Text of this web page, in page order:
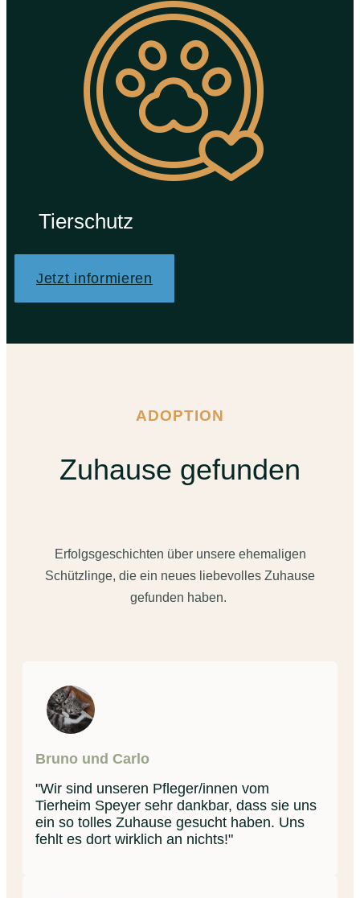
Tierschutz
Jetzt informieren
ADOPTION
Zuhause gefunden
Erfolgsgeschichten über unsere ehemaligen
Schützlinge, die ein neues liebevolles Zuhause
gefunden haben.
Bruno und Carlo
"Wir sind unseren Pfleger/innen vom
Tierheim Speyer sehr dankbar, dass sie uns
ein so tolles Zuhause gesucht haben. Uns
fehlt es dort wirklich an nichts!"